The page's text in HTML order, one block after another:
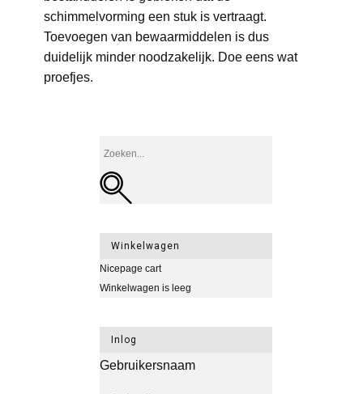
schimmelvorming een stuk is vertraagt.
Toevoegen van bewaarmiddelen is dus
duidelijk minder noodzakelijk. Doe eens wat
proefjes.
Winkelwagen
Nicepage cart
Winkelwagen is leeg
Inlog
Gebruikersnaam